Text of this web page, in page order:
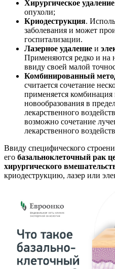
Хирургическое удаление
опухоли;
Криодеструкция.
заболевания и может
госпитализации.
Лазерное удаление и
Применяются редко и на
ввиду своей малой
Комбинированный
считается сочетание
применяется комбинация
новообразования в
лекарственного
возможно сочетание
лекарственного
Ввиду специфического
его базальноклеточный рак
хирургического
криодеструкцию, лазер или